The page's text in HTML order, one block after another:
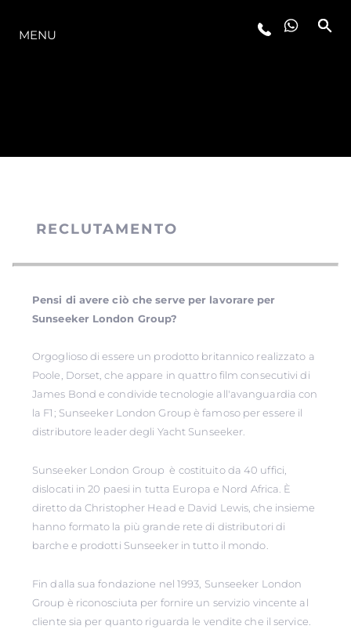
MENU
RECLUTAMENTO
Pensi di avere ciò che serve per lavorare per
Sunseeker London Group?
Orgoglioso di essere un prodotto britannico realizzato a
Poole, Dorset, che appare in quattro film consecutivi di
James Bond e condivide tecnologie all'avanguardia con
la F1; Sunseeker London Group è famoso per essere il
distributore leader degli Yacht Sunseeker.
Sunseeker London Group è costituito da 40 uffici,
dislocati in 20 paesi in tutta Europa e Nord Africa. È
diretto da Christopher Head e David Lewis, che insieme
hanno formato la più grande rete di distributori di
barche e prodotti Sunseeker in tutto il mondo.
Fin dalla sua fondazione nel 1993, Sunseeker London
Group è riconosciuta per fornire un servizio vincente al
cliente sia per quanto riguarda le vendite che il service.